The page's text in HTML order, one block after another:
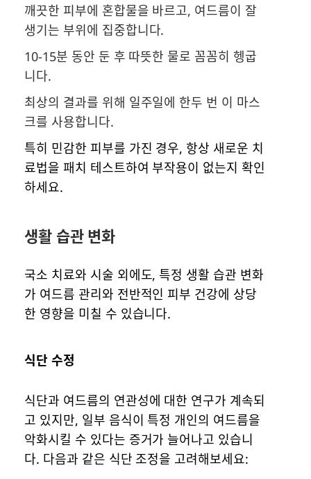
깨끗한 피부에 혼합물을 바르고, 여드름이 잘
생기는 부위에 집중합니다.
10-15분 동안 둔 후 따뜻한 물로 꼼꼼히 헹굽
니다.
최상의 결과를 위해 일주일에 한두 번 이 마스
크를 사용합니다.
특히 민감한 피부를 가진 경우, 항상 새로운 치
료법을 패치 테스트하여 부작용이 없는지 확인
하세요.
생활 습관 변화
국소 치료와 시술 외에도, 특정 생활 습관 변화
가 여드름 관리와 전반적인 피부 건강에 상당
한 영향을 미칠 수 있습니다.
식단 수정
식단과 여드름의 연관성에 대한 연구가 계속되
고 있지만, 일부 음식이 특정 개인의 여드름을
악화시킬 수 있다는 증거가 늘어나고 있습니
다. 다음과 같은 식단 조정을 고려해보세요: